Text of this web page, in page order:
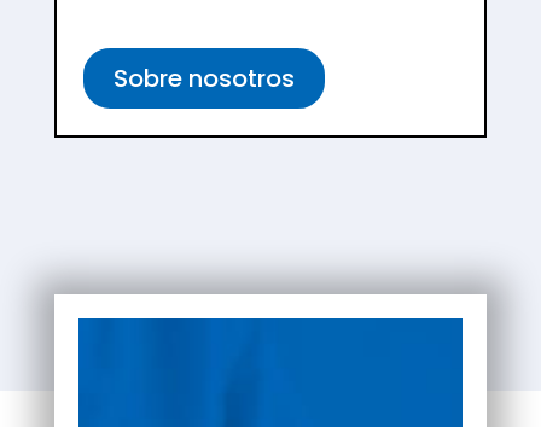
Sobre nosotros